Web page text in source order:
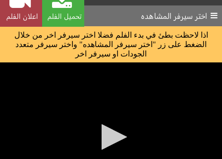
تحميل الفلم اعلان الفلم اختر سيرفر المشاهده
اذا لاحظت بطئ في بدء الفلم فضلا اختر سيرفر اخر من خلال
الضغط على زر "اختر سيرفر المشاهده" واختر سيرفر متعدد
الجودات او سيرفر اخر